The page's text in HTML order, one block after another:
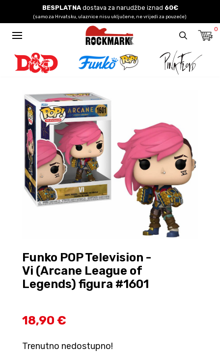
BESPLATNAdostava za narudžbe iznad 60€
(samo za Hrvatsku, ulaznice nisu uključene, ne vrijedi za pouzeće)
0
Funko POP Television -
Vi (Arcane League of
Legends) figura #1601
18,90 €
Trenutno nedostupno!